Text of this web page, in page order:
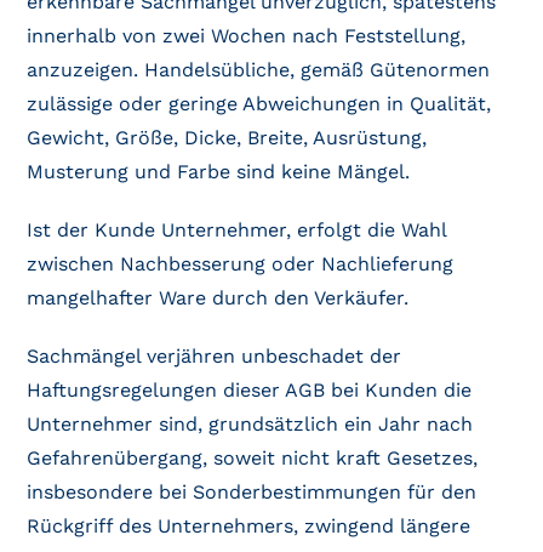
innerhalb von zwei Wochen nach Feststellung,
anzuzeigen. Handelsübliche, gemäß Gütenormen
zulässige oder geringe Abweichungen in Qualität,
Gewicht, Größe, Dicke, Breite, Ausrüstung,
Musterung und Farbe sind keine Mängel.
Ist der Kunde Unternehmer, erfolgt die Wahl
zwischen Nachbesserung oder Nachlieferung
mangelhafter Ware durch den Verkäufer.
Sachmängel verjähren unbeschadet der
Haftungsregelungen dieser AGB bei Kunden die
Unternehmer sind, grundsätzlich ein Jahr nach
Gefahrenübergang, soweit nicht kraft Gesetzes,
insbesondere bei Sonderbestimmungen für den
Rückgriff des Unternehmers, zwingend längere